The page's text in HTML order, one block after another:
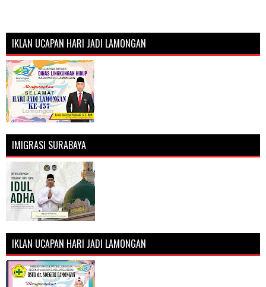
IKLAN UCAPAN HARI JADI LAMONGAN
IMIGRASI SURABAYA
IKLAN UCAPAN HARI JADI LAMONGAN